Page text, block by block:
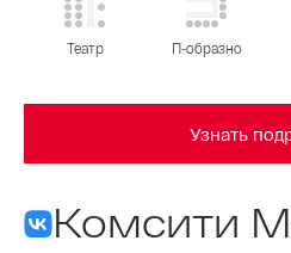
Театр П-образно
Узнать
Комсити